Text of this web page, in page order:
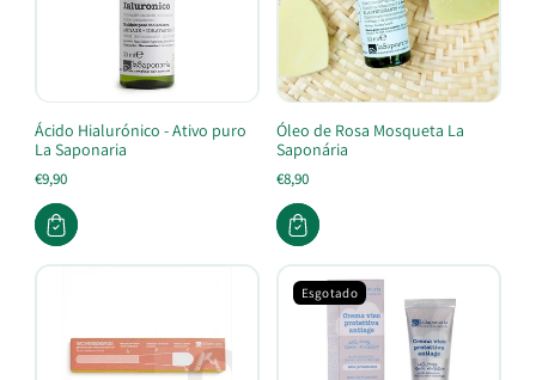
Ácido Hialurónico - Ativo puro
La Saponaria
€9,90
Óleo de Rosa Mosqueta La
Saponária
€8,90
Esgotado